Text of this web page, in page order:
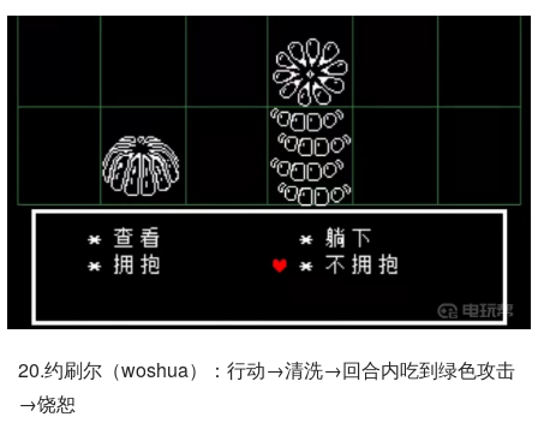
20.约刷尔（woshua）：行动→清洗→回合内吃到绿色攻击
→饶恕